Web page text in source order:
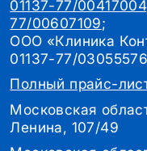
01137-77/00417004
77/00607109;
ООО «Клиника
01137-77/
Полный прайс-
Московская
Ленина, 107/49